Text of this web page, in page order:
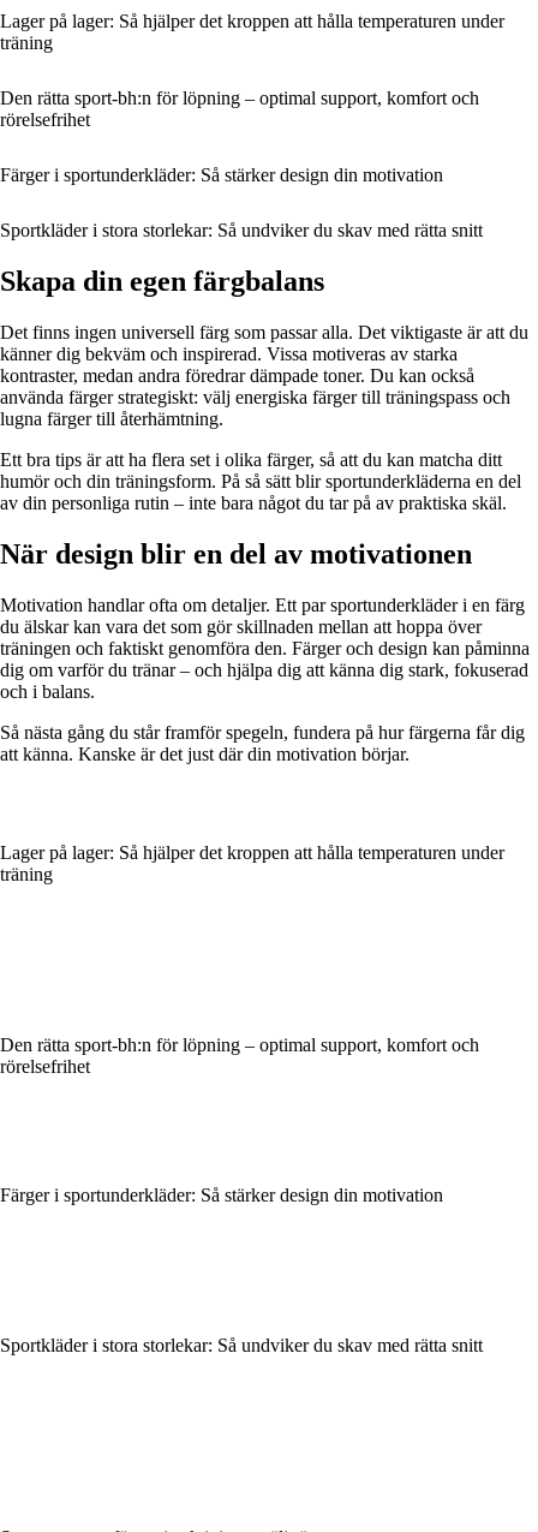
Lager på lager: Så hjälper det kroppen att hålla temperaturen under
träning
Den rätta sport-bh:n för löpning – optimal support, komfort och
rörelsefrihet
Färger i sportunderkläder: Så stärker design din motivation
Sportkläder i stora storlekar: Så undviker du skav med rätta snitt
Skapa din egen färgbalans
Det finns ingen universell färg som passar alla. Det viktigaste är att du
känner dig bekväm och inspirerad. Vissa motiveras av starka
kontraster, medan andra föredrar dämpade toner. Du kan också
använda färger strategiskt: välj energiska färger till träningspass och
lugna färger till återhämtning.
Ett bra tips är att ha flera set i olika färger, så att du kan matcha ditt
humör och din träningsform. På så sätt blir sportunderkläderna en del
av din personliga rutin – inte bara något du tar på av praktiska skäl.
När design blir en del av motivationen
Motivation handlar ofta om detaljer. Ett par sportunderkläder i en färg
du älskar kan vara det som gör skillnaden mellan att hoppa över
träningen och faktiskt genomföra den. Färger och design kan påminna
dig om varför du tränar – och hjälpa dig att känna dig stark, fokuserad
och i balans.
Så nästa gång du står framför spegeln, fundera på hur färgerna får dig
att känna. Kanske är det just där din motivation börjar.
Lager på lager: Så hjälper det kroppen att hålla temperaturen under
träning
Den rätta sport-bh:n för löpning – optimal support, komfort och
rörelsefrihet
Färger i sportunderkläder: Så stärker design din motivation
Sportkläder i stora storlekar: Så undviker du skav med rätta snitt